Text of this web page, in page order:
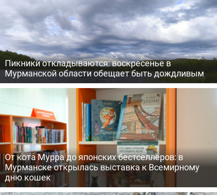
Пикники откладываются: воскресенье в
Мурманской области обещает быть дождливым
От кота Мурра до японских бестселлеров: в
Мурманске открылась выставка к Всемирному
дню кошек